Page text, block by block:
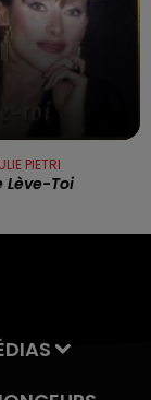
PIETRI
Lève-Toi